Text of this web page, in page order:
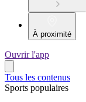
À proximité
Ouvrir l'app
Tous les contenus
Sports populaires